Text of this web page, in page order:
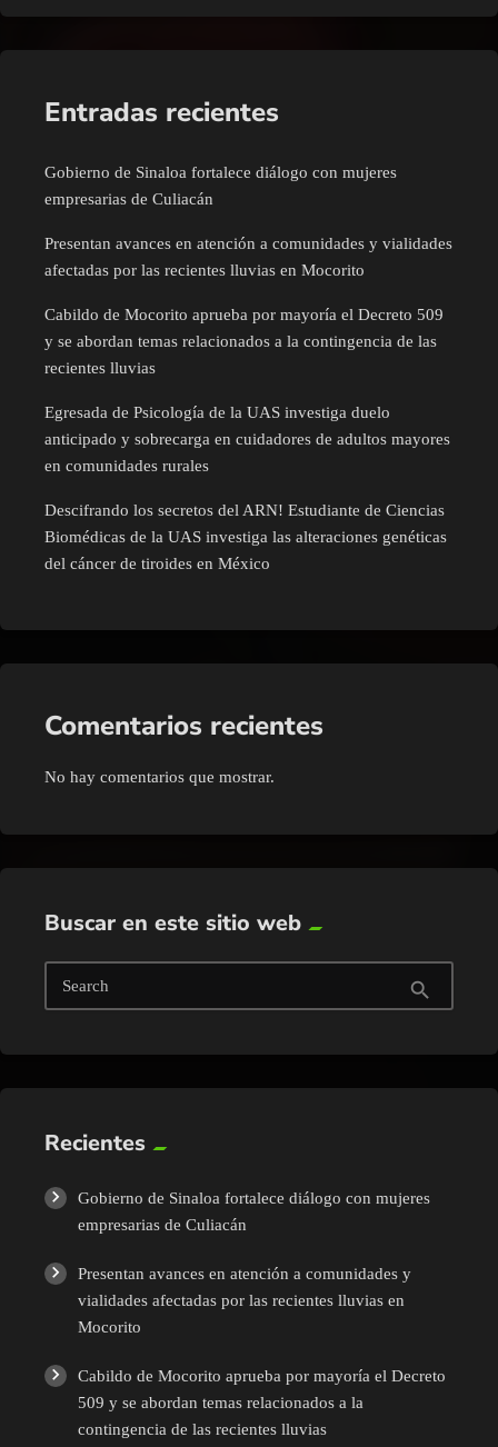
Entradas recientes
Gobierno de Sinaloa fortalece diálogo con mujeres
empresarias de Culiacán
Presentan avances en atención a comunidades y vialidades
afectadas por las recientes lluvias en Mocorito
Cabildo de Mocorito aprueba por mayoría el Decreto 509
y se abordan temas relacionados a la contingencia de las
recientes lluvias
Egresada de Psicología de la UAS investiga duelo
anticipado y sobrecarga en cuidadores de adultos mayores
en comunidades rurales
Descifrando los secretos del ARN! Estudiante de Ciencias
Biomédicas de la UAS investiga las alteraciones genéticas
del cáncer de tiroides en México
Comentarios recientes
No hay comentarios que mostrar.
Buscar en este sitio web
Search search
Recientes
Gobierno de Sinaloa fortalece diálogo con mujeres
empresarias de Culiacán
Presentan avances en atención a comunidades y
vialidades afectadas por las recientes lluvias en
Mocorito
Cabildo de Mocorito aprueba por mayoría el Decreto
509 y se abordan temas relacionados a la
contingencia de las recientes lluvias